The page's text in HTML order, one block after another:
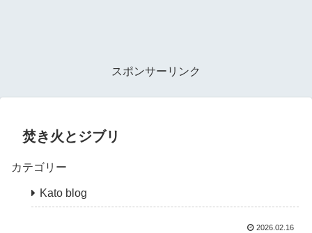
スポンサーリンク
焚き火とジブリ
カテゴリー
Kato blog
2026.02.16